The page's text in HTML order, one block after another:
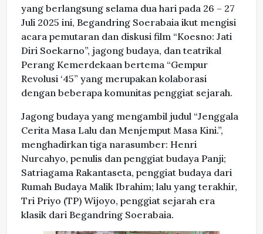
yang berlangsung selama dua hari pada 26 – 27
Juli 2025 ini, Begandring Soerabaia ikut mengisi
acara pemutaran dan diskusi film “Koesno: Jati
Diri Soekarno”, jagong budaya, dan teatrikal
Perang Kemerdekaan bertema “Gempur
Revolusi ‘45” yang merupakan kolaborasi
dengan beberapa komunitas penggiat sejarah.
Jagong budaya yang mengambil judul “Jenggala
Cerita Masa Lalu dan Menjemput Masa Kini.”,
menghadirkan tiga narasumber: Henri
Nurcahyo, penulis dan penggiat budaya Panji;
Satriagama Rakantaseta, penggiat budaya dari
Rumah Budaya Malik Ibrahim; lalu yang terakhir,
Tri Priyo (TP) Wijoyo, penggiat sejarah era
klasik dari Begandring Soerabaia.